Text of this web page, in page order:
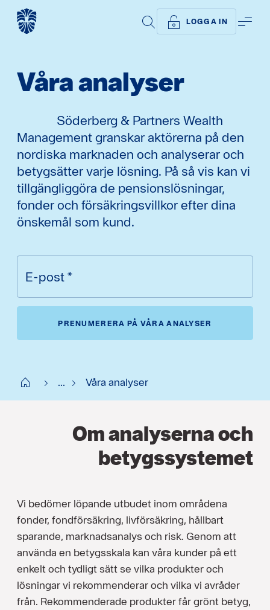
SÖK LOGGA IN
Våra analyser
Söderberg & Partners Wealth
Management granskar aktörerna på den
nordiska marknaden och analyserar och
betygsätter varje lösning. På så vis kan vi
tillgängliggöra de pensionslösningar,
fonder och försäkringsvillkor efter dina
önskemål som kund.
E-post*
PRENUMERERA PÅ VÅRA ANALYSER
Start ... Våra analyser
Om analyserna och
betygssystemet
Vi bedömer löpande utbudet inom områdena
fonder, fondförsäkring, livförsäkring, hållbart
sparande, marknadsanalys och risk. Genom att
använda en betygsskala kan våra kunder på ett
enkelt och tydligt sätt se vilka produkter och
lösningar vi rekommenderar och vilka vi avråder
från. Rekommenderade produkter får grönt betyg,